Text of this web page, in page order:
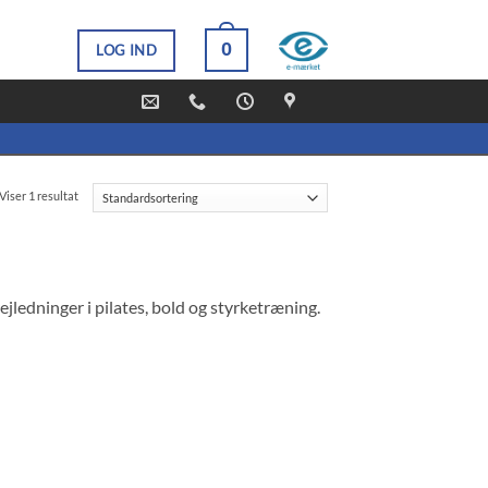
LOG IND 0
Viser 1 resultat
i pilates, bold og styrketræning.